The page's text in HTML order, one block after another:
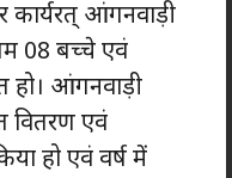
कार्यरत् आंगनवाड़ी
08 बच्चे एवं
हो। आंगनवाड़ी
वितरण एवं
हो एवं वर्ष में